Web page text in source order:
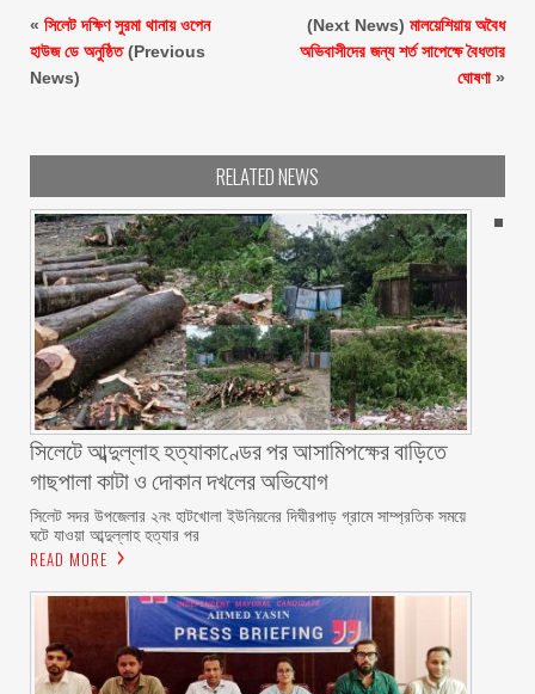
« সিলেট দক্ষিণ সুরমা থানায় ওপেন
হাউজ ডে অনুষ্ঠিত(Previous
News)
(Next News) মালয়েশিয়ায় অবৈধ
অভিবাসীদের জন্য শর্ত সাপেক্ষে বৈধতার
ঘোষণা»
RELATED NEWS
সিলেটে আব্দুল্লাহ হত্যাকাণ্ডের পর আসামিপক্ষের বাড়িতে
গাছপালা কাটা ও দোকান দখলের অভিযোগ
সিলেট সদর উপজেলার ২নং হাটখোলা ইউনিয়নের দিঘীরপাড় গ্রামে সাম্প্রতিক সময়ে
ঘটে যাওয়া আব্দুল্লাহ হত্যার পর
READ MORE